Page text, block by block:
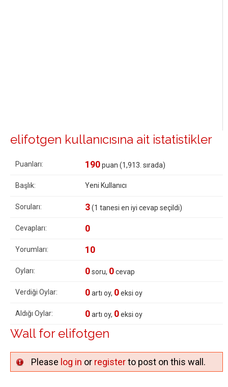
elifotgen kullanıcısına ait istatistikler
Puanları: 190puan (1,913 . sırada)
Başlık: Yeni Kullanıcı
Soruları: 3(1 tanesi en iyi cevap seçildi)
Cevapları: 0
Yorumları: 10
Oyları: 0soru, 0cevap
Verdiği Oylar: 0artı oy, 0eksi oy
Aldığı Oylar: 0artı oy, 0eksi oy
Wall for elifotgen
Please log in or registerto post on this wall.